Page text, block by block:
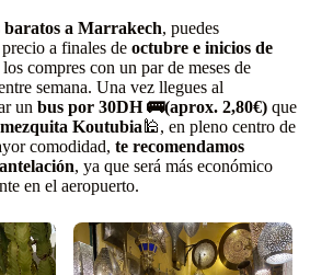
baratos a Marrakech, puedes
a finales de octubre e inicios de
compres con un par de meses de
semana. Una vez llegues al
un bus por 30DH 🚌(aprox. 2,80€) que
mezquita Koutubia 🕌, en pleno centro de
comodidad, te recomendamos
, ya que será más económico
en el aeropuerto.